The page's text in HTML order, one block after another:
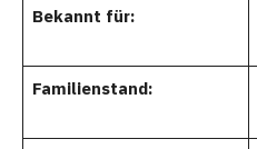
Bekannt für:
Familienstand: